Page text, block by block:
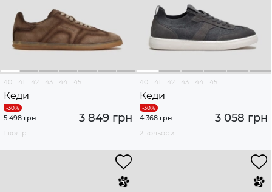
40 41 42 43 44 45
Кеди
3 849 грн
5 498 грн
1 колір
40 41 42 43 44 45
Кеди
3 058 грн
4 368 грн
2 кольори